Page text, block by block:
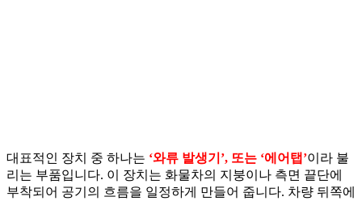
대표적인 장치 중 하나는 ‘와류 발생기’, 또는 ‘에어탭’이라 불
리는 부품입니다. 이 장치는 화물차의 지붕이나 측면 끝단에
부착되어 공기의 흐름을 일정하게 만들어 줍니다. 차량 뒤쪽에